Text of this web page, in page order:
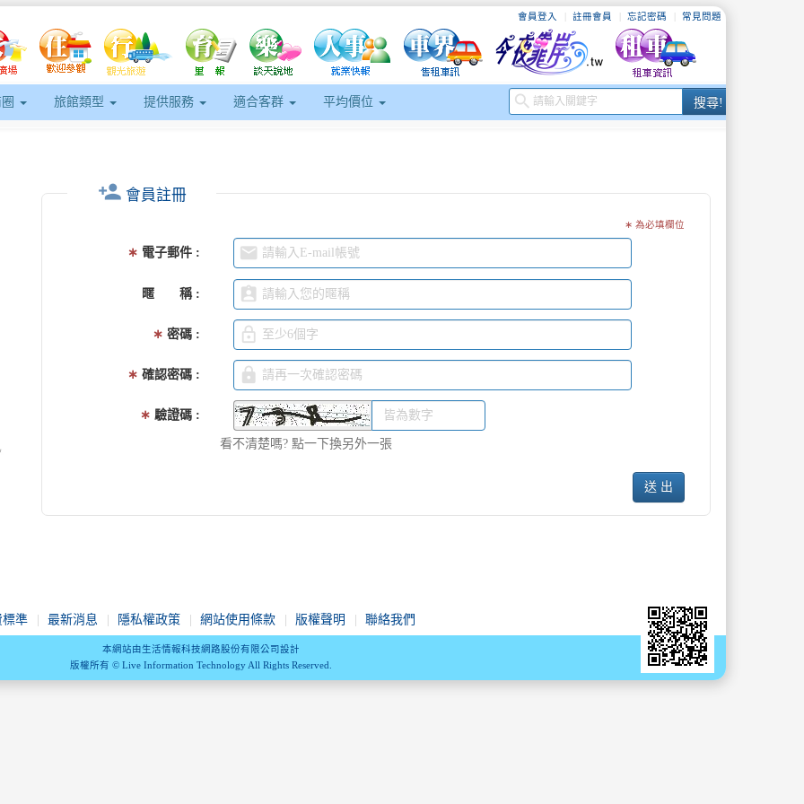
會員登入 註冊會員 忘記密碼 常見問題
旅館類型 提供服務 適合客群 平均價位
搜
尋
search 搜尋!
person_add 會員註冊
∗ 為必填欄位
∗ 電子郵件 email
暱 稱 assignment_ind
∗ 密碼 lock_outline
∗ 確認密碼 lock
∗ 驗證碼
看不清楚嗎? 點一下換另外一張
送 出
標準 最新消息 隱私權政策 網站使用條款 版權聲明 聯絡我們
本網站由生活情報科技網路股份有限公司設計
版權所有 © Live Information Technology All Rights Reserved.